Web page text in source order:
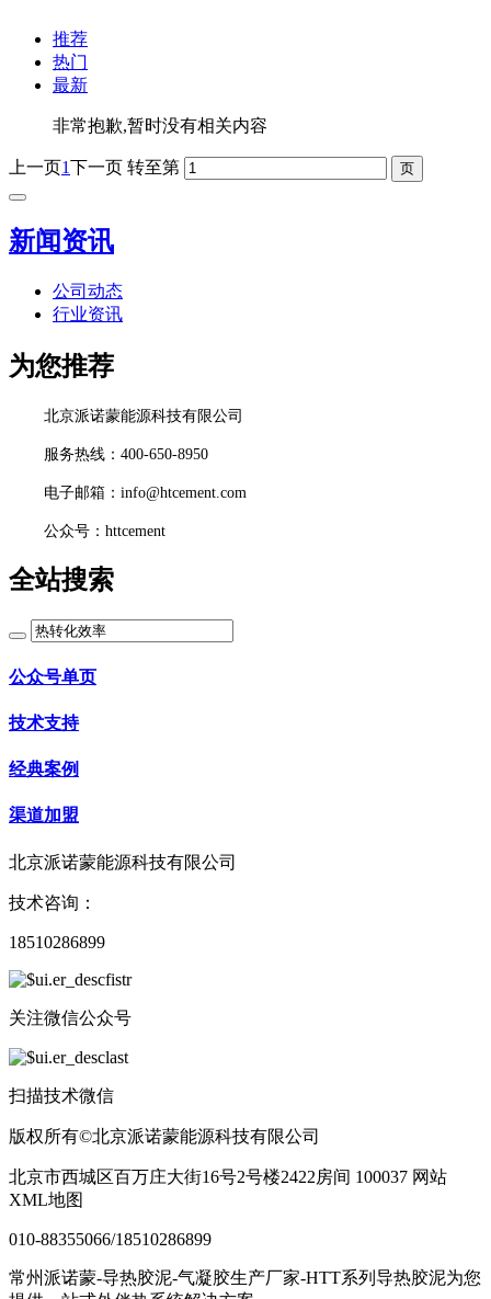
推荐
热门
最新
非常抱歉,暂时没有相关内容
上一页1下一页 转至第
新闻资讯
公司动态
行业资讯
为您推荐
北京派诺蒙能源科技有限公司
服务热线：400-650-8950
电子邮箱：info@htcement.com
公众号：httcement
全站搜索
公众号单页
技术支持
经典案例
渠道加盟
北京派诺蒙能源科技有限公司
技术咨询：
18510286899
关注微信公众号
扫描技术微信
版权所有©北京派诺蒙能源科技有限公司
北京市西城区百万庄大街16号2号楼2422房间 100037 网站
XML地图
010-88355066/18510286899
常州派诺蒙-导热胶泥-气凝胶生产厂家-HTT系列导热胶泥为您